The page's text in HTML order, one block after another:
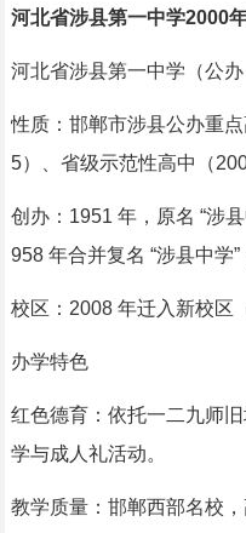
河北省涉县第一中学2000
河北省涉县第一中学（公
性质：邯郸市涉县公办重
5）、省级示范性高中（
创办：1951 年，原名 “涉
958 年合并复名 “涉县中学”
校区：2008 年迁入新校区
办学特色
红色德育：依托一二九师
学与成人礼活动。
教学质量：邯郸西部名校